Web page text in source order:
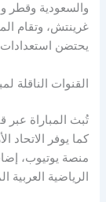
والسعودية وقطر
غرينتش، وتقام
يحتضن استعدادات
القنوات الناقلة
تُبث المباراة عبر
كما يوفر الاتحاد
منصة يوتيوب،
الرياضية العربية